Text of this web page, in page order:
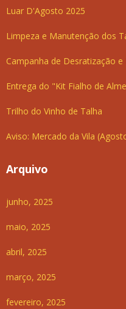
Luar D'Agosto 2025
Limpeza e Manutenção dos
Campanha de Desratização
Entrega do "Kit Fialho de
Trilho do Vinho de Talha
Aviso: Mercado da Vila
Arquivo
junho, 2025
maio, 2025
abril, 2025
março, 2025
fevereiro, 2025